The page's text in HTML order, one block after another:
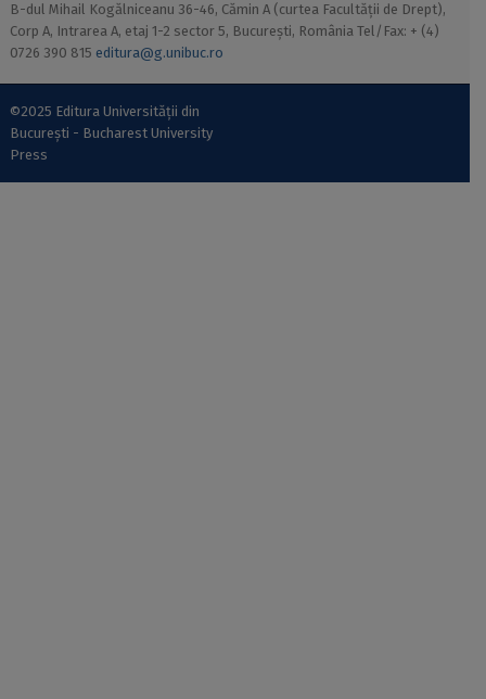
B-dul Mihail Kogălniceanu 36-46, Cămin A (curtea Facultății de Drept),
Corp A, Intrarea A, etaj 1-2 sector 5, București, România Tel/Fax: + (4)
0726 390 815 editura@g.unibuc.ro
©2025 Editura Universității din
București - Bucharest University
Press